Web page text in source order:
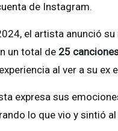
de Instagram.
el artista anunció
un total de 25
al ver a su
expresa sus
lo que vio y sintió al